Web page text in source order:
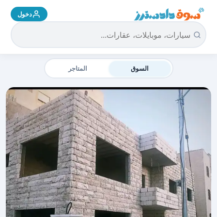
سوق دادسترز الرئيسية دخول
السوق المتاجر